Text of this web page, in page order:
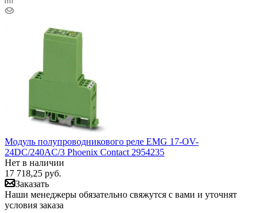
Модуль полупроводникового реле EMG 17-OV-
24DC/240AC/3 Phoenix Contact 2954235
Нет в наличии
17 718,25 руб.
Заказать
Наши менеджеры обязательно свяжутся с вами и уточнят
условия заказа